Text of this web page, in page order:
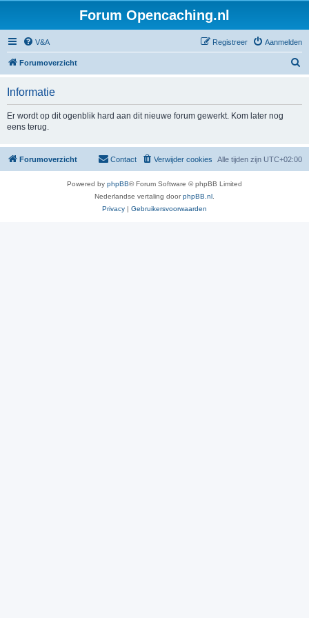
Forum Opencaching.nl
V&A Aanmelden
Registreer
Forumoverzicht
Informatie
Er wordt op dit ogenblik hard aan dit nieuwe forum gewerkt. Kom later nog
eens terug.
Forumoverzicht Alle tijden zijn UTC+02:00
Verwijder cookies
Contact
Powered by phpBB® Forum Software © phpBB Limited
Nederlandse vertaling doorphpBB.nl
Privacy | Gebruikersvoorwaarden